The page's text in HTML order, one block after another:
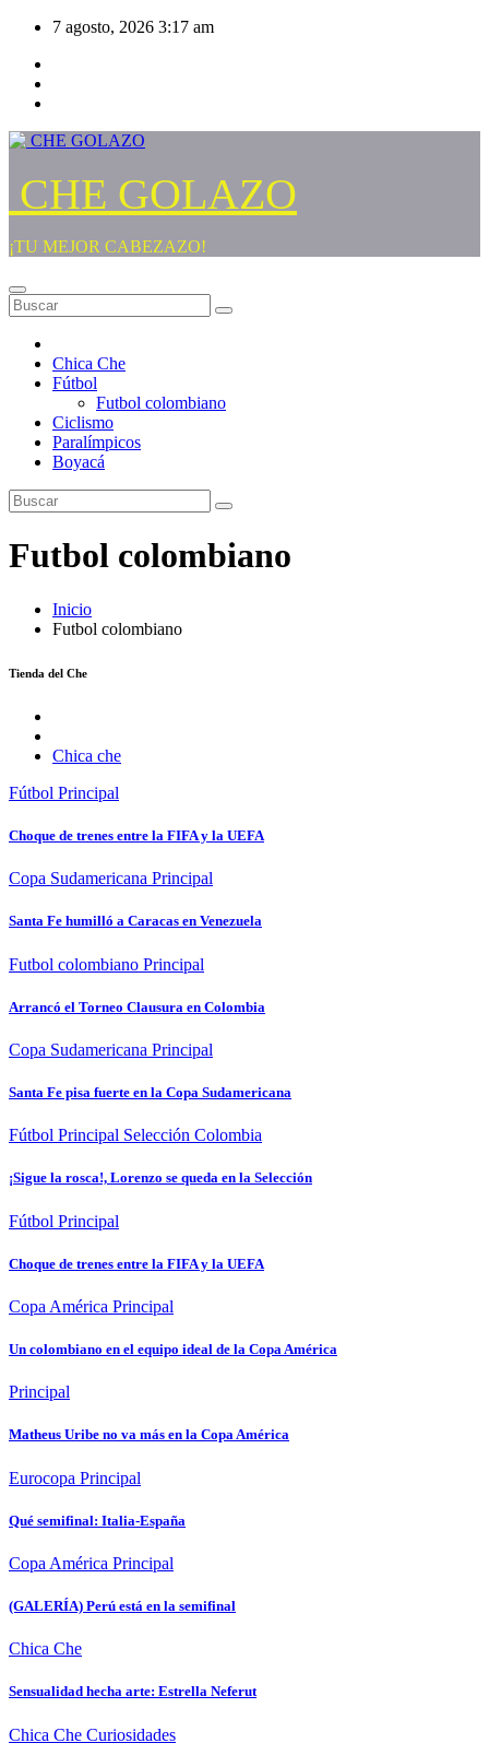
Saltar
contenido
7 agosto, 2026 3:17 am
CHE GOLAZO
¡TU MEJOR CABEZAZO!
Chica Che
Fútbol
Futbol colombiano
Ciclismo
Paralímpicos
Boyacá
Futbol colombiano
Inicio
Futbol colombiano
Tienda del Che
Chica che
Fútbol Principal
Choque de trenes entre la FIFA y la UEFA
Copa Sudamericana Principal
Santa Fe humilló a Caracas en Venezuela
Futbol colombiano Principal
Arrancó el Torneo Clausura en Colombia
Copa Sudamericana Principal
Santa Fe pisa fuerte en la Copa Sudamericana
Fútbol Principal Selección Colombia
¡Sigue la rosca!, Lorenzo se queda en la Selección
Fútbol Principal
Choque de trenes entre la FIFA y la UEFA
Copa América Principal
Un colombiano en el equipo ideal de la Copa América
Principal
Matheus Uribe no va más en la Copa América
Eurocopa Principal
Qué semifinal: Italia-España
Copa América Principal
(GALERÍA) Perú está en la semifinal
Chica Che
Sensualidad hecha arte: Estrella Neferut
Chica Che Curiosidades